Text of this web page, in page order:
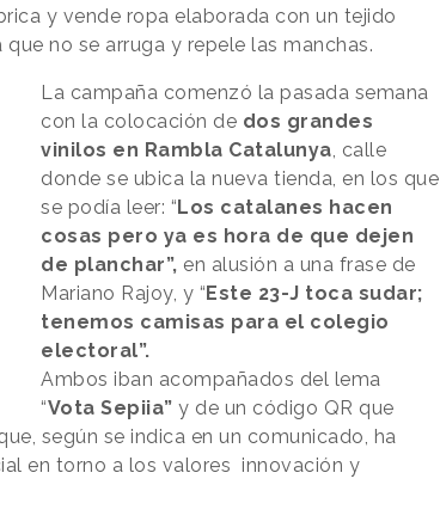
y vende ropa elaborada con un tejido
no se arruga y repele las manchas.
La campaña comenzó la pasada semana
con la colocación de dos grandes
vinilos en Rambla Catalunya , calle
donde se ubica la nueva tienda, en los que
se podía leer: “Los catalanes hacen
cosas pero ya es hora de que dejen
de planchar”, en alusión a una frase de
Mariano Rajoy, y “Este 23-J toca sudar;
tenemos camisas para el colegio
electoral”.
Ambos iban acompañados del lema
“Vota Sepiia”y de un código QR que
según se indica en un comunicado, ha
en torno a los valores innovación y